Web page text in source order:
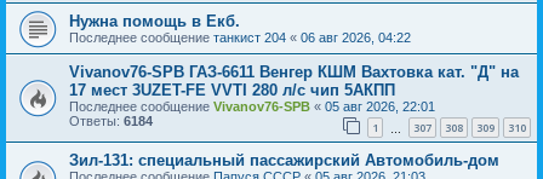
Нужна помощь в Екб.
Последнее сообщение танкист 204 « 06 авг 2026, 04:22
Vivanov76-SPB ГАЗ-6611 Венгер КШМ Вахтовка кат. "Д" на
17 мест 3UZET-FE VVTI 280 л/с чип 5АКПП
Последнее сообщение Vivanov76-SPB « 05 авг 2026, 22:01
Ответы: 6184 1 307 308 309 310
Зил-131: специальный пассажирский Автомобиль-дом